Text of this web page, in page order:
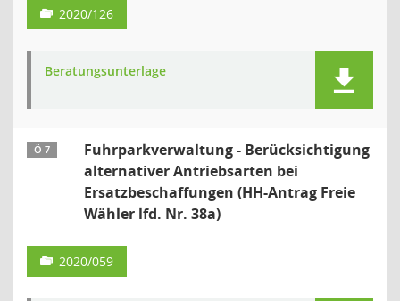
2020/126
Beratungsunterlage
Ö 7
Fuhrparkverwaltung - Berücksichtigung
alternativer Antriebsarten bei
Ersatzbeschaffungen (HH-Antrag Freie
Wähler lfd. Nr. 38a)
2020/059